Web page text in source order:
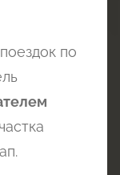
по